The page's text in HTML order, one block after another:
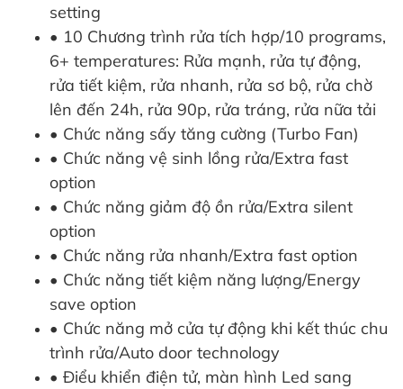
setting
• 10 Chương trình rửa tích hợp/10 programs,
6+ temperatures: Rửa mạnh, rửa tự động,
rửa tiết kiệm, rửa nhanh, rửa sơ bộ, rửa chờ
lên đến 24h, rửa 90p, rửa tráng, rửa nữa tải
• Chức năng sấy tăng cường (Turbo Fan)
• Chức năng vệ sinh lồng rửa/Extra fast
option
• Chức năng giảm độ ồn rửa/Extra silent
option
• Chức năng rửa nhanh/Extra fast option
• Chức năng tiết kiệm năng lượng/Energy
save option
• Chức năng mở cửa tự động khi kết thúc chu
trình rửa/Auto door technology
• Điểu khiển điện tử, màn hình Led sang